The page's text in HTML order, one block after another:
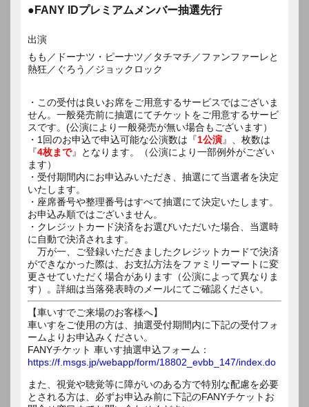
●FANY IDプレミアムメンバー抽選先行
出演
もも／ドーナツ・ピーナツ／タチマチ／ファンファーレと
熱狂／ぐろう／ジョックロック
・この受付は良いお席をご用意するサービスではございま
せん。一般発売前に抽選にてチケットをご用意するサービ
スです。(公演により一般発売が無い場合もございます）
・1回のお申込で申込可能な公演数は『1公演』、枚数は
『4枚まで』となります。（公演により一部例外がござい
ます）
・受付期間内にお申込みいただき、抽選にて当選者を決定
いたします。
・座席番号や整理番号はすべて抽選にて決定いたします。
お申込み順ではございません。
・クレジットカード決済をお選びいただいた場合、当選時
に自動で決済されます。
万が一、ご登録いただきましたクレジットカードで決済
ができなかった際は、お支払方法をファミリーマートに変
更させていただく場合があります（公演によって異なりま
す）。詳細は当落発表時のメールにてご確認ください。
【車いすでご来場のお客様へ】
車いすをご使用の方は、抽選受付期間内に下記の受付フォ
ームよりお申込みください。
FANYチケット 車いす抽選申込フォーム：
https://f.msgs.jp/webapp/form/18802_evbb_147/index.do
また、視覚や聴覚等に障がいのある方で特別な配慮を必要
とされる方は、必ずお申込み前に下記のFANYチケットお